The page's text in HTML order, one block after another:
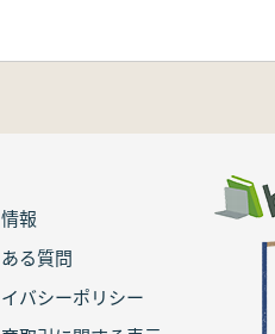
報
る質問
バシーポリシー